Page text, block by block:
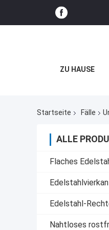
ZU HAUSE
Startseite Fälle
ALLE
Flaches
Edelstahl-
Nahtloses